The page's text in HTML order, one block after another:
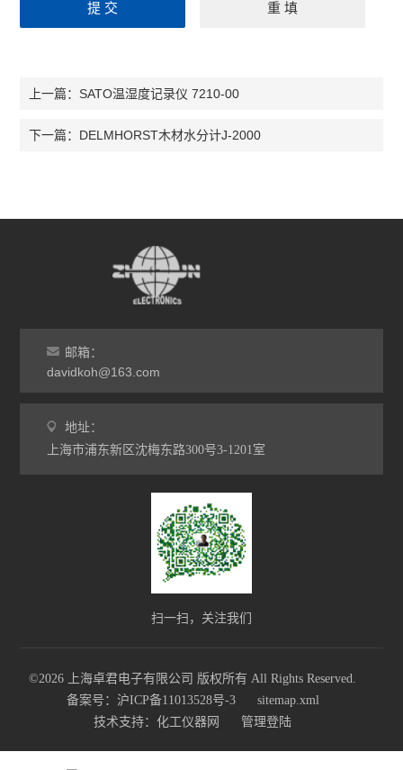
上一篇： SATO温湿度记录仪 7210-00
下一篇： DELMHORST木材水分计J-2000
邮箱：
davidkoh@163.com
地址：
上海市浦东新区沈梅东路300号3-1201室
扫一扫，关注我们
©2026 上海卓君电子有限公司 版权所有 All Rights Reserved.
备案号：沪ICP备11013528号-3
sitemap.xml
技术支持： 化工仪器网 管理登陆